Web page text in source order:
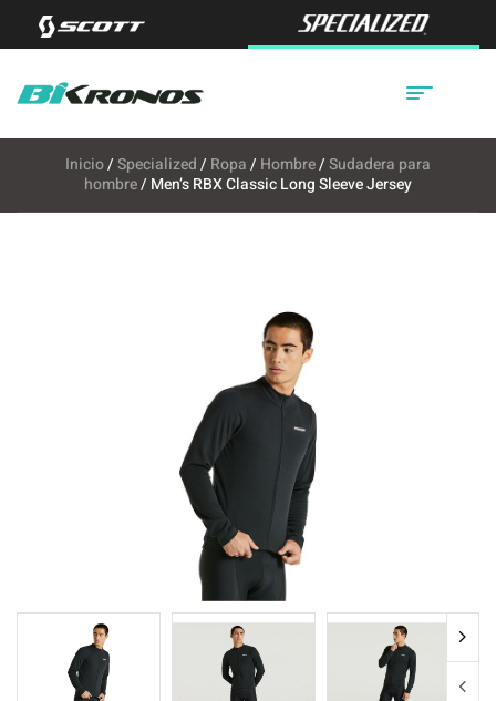
Inicio/Specialized/ Ropa/ Hombre/Sudadera para
hombre/ Men’s RBX Classic Long Sleeve Jersey